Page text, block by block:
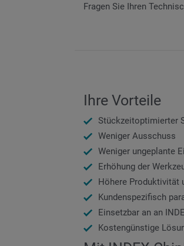
Fragen Sie Ihren
Ihre Vorteile
Stückzeitoptimierter
Weniger Ausschuss
Weniger ungeplante
Erhöhung der
Höhere Produktivität
Kundenspezifisch
Einsetzbar an an
Kostengünstige